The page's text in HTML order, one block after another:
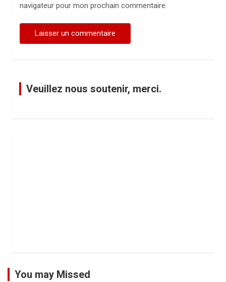
navigateur pour mon prochain commentaire.
Veuillez nous soutenir, merci.
You may Missed